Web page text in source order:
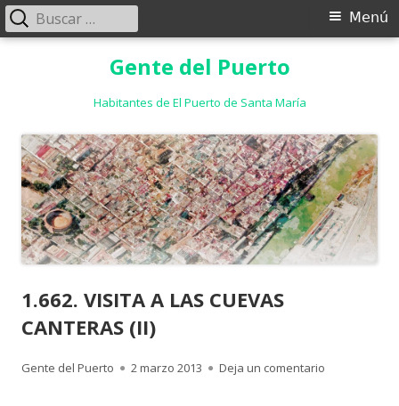
Gente del Puerto
Habitantes de El Puerto de Santa María
Menú
Menú
Buscar:
1.662. VISITA A LAS CUEVAS
CANTERAS (II)
Autor
Gente del Puerto
Publicado
2 marzo 2013 Deja un comentario